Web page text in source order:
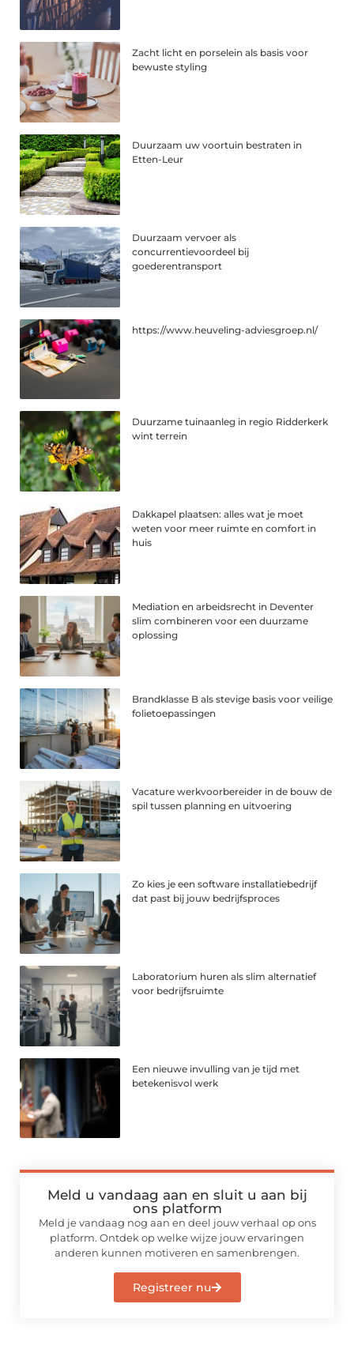
Zacht licht en porselein als basis voor
bewuste styling
Duurzaam uw voortuin bestraten in
Etten-Leur
Duurzaam vervoer als
concurrentievoordeel bij
goederentransport
https://www.heuveling-adviesgroep.nl/
Duurzame tuinaanleg in regio Ridderkerk
wint terrein
Dakkapel plaatsen: alles wat je moet
weten voor meer ruimte en comfort in
huis
Mediation en arbeidsrecht in Deventer
slim combineren voor een duurzame
oplossing
Brandklasse B als stevige basis voor veilige
folietoepassingen
Vacature werkvoorbereider in de bouw de
spil tussen planning en uitvoering
Zo kies je een software installatiebedrijf
dat past bij jouw bedrijfsproces
Laboratorium huren als slim alternatief
voor bedrijfsruimte
Een nieuwe invulling van je tijd met
betekenisvol werk
Meld u vandaag aan en sluit u aan bij
ons platform
Meld je vandaag nog aan en deel jouw verhaal op ons
platform. Ontdek op welke wijze jouw ervaringen
anderen kunnen motiveren en samenbrengen.
Registreer nu